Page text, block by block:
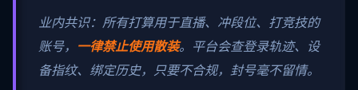
业内共识：所有打算用于直播、冲段位、打竞技的
账号， 一律禁止使用散装。平台会查登录轨迹、设
备指纹、绑定历史，只要不合规，封号毫不留情。